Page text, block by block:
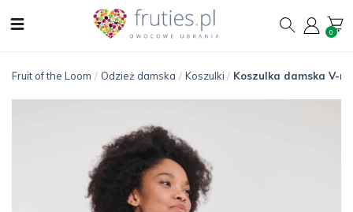
0
Fruit of the Loom / Odzież damska / Koszulki / Koszulka damska V-